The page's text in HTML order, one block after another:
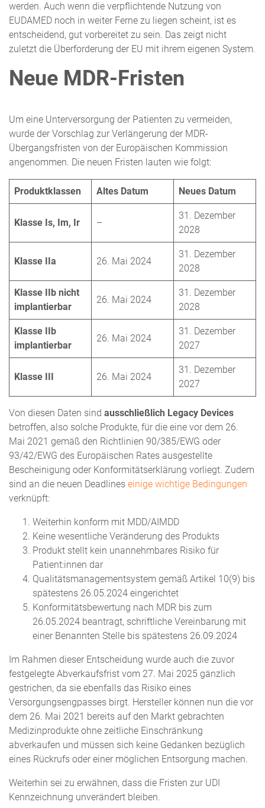
werden. Auch wenn die verpflichtende Nutzung von
EUDAMED noch in weiter Ferne zu liegen scheint, ist es
entscheidend, gut vorbereitet zu sein. Das zeigt nicht
zuletzt die Überforderung der EU mit ihrem eigenen System.
Neue MDR-Fristen
Um eine Unterversorgung der Patienten zu vermeiden,
wurde der Vorschlag zur Verlängerung der MDR-
Übergangsfristen von der Europäischen Kommission
angenommen. Die neuen Fristen lauten wie folgt:
Produktklassen Altes Datum Neues Datum
Klasse Is, Im, Ir –
31. Dezember
2028
Klasse IIa 26. Mai 2024
31. Dezember
2028
Klasse IIb nicht
implantierbar
26. Mai 2024
31. Dezember
2028
Klasse IIb
implantierbar
26. Mai 2024
31. Dezember
2027
Klasse III 26. Mai 2024
31. Dezember
2027
Von diesen Daten sind ausschließlich Legacy Devices
betroffen, also solche Produkte, für die eine vor dem 26.
Mai 2021 gemäß den Richtlinien 90/385/EWG oder
93/42/EWG des Europäischen Rates ausgestellte
Bescheinigung oder Konformitätserklärung vorliegt. Zudem
sind an die neuen Deadlines einige wichtige Bedingungen
verknüpft:
Weiterhin konform mit MDD/AIMDD
Keine wesentliche Veränderung des Produkts
Produkt stellt kein unannehmbares Risiko für
Patient:innen dar
Qualitätsmanagementsystem gemäß Artikel 10(9) bis
spätestens 26.05.2024 eingerichtet
Konformitätsbewertung nach MDR bis zum
26.05.2024 beantragt, schriftliche Vereinbarung mit
einer Benannten Stelle bis spätestens 26.09.2024
Im Rahmen dieser Entscheidung wurde auch die zuvor
festgelegte Abverkaufsfrist vom 27. Mai 2025 gänzlich
gestrichen, da sie ebenfalls das Risiko eines
Versorgungsengpasses birgt. Hersteller können nun die vor
dem 26. Mai 2021 bereits auf den Markt gebrachten
Medizinprodukte ohne zeitliche Einschränkung
abverkaufen und müssen sich keine Gedanken bezüglich
eines Rückrufs oder einer möglichen Entsorgung machen.
Weiterhin sei zu erwähnen, dass die Fristen zur UDI
Kennzeichnung unverändert bleiben.